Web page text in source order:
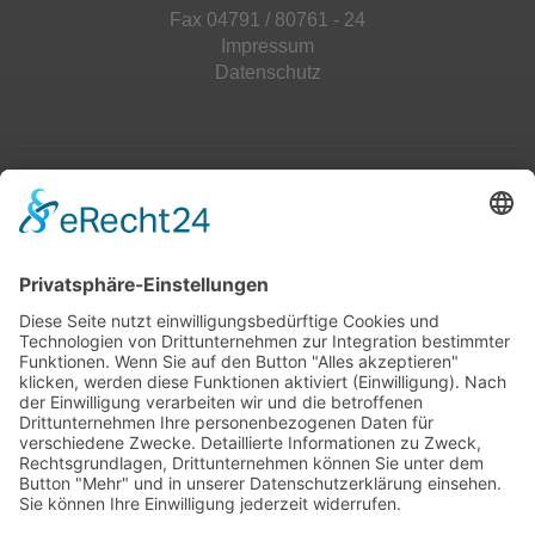
Fax 04791 / 80761 - 24
Impressum
Datenschutz
Jahrescharts
Top 100
Hot 50
Top Neueinsteiger
Highscores